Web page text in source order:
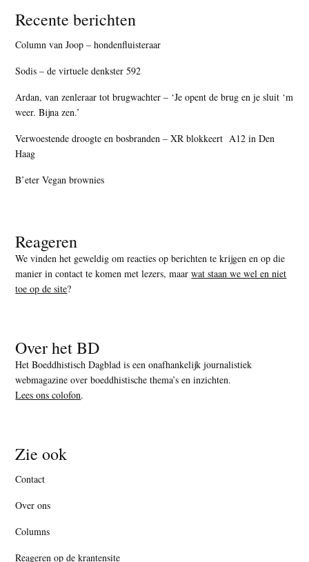
Recente berichten
Column van Joop – hondenfluisteraar
Sodis – de virtuele denkster 592
Ardan, van zenleraar tot brugwachter – ‘Je opent de brug en je sluit ‘m
weer. Bijna zen.’
Verwoestende droogte en bosbranden – XR blokkeert A12 in Den
Haag
B’eter Vegan brownies
Reageren
We vinden het geweldig om reacties op berichten te krijgen en op die
manier in contact te komen met lezers, maarwat staan we wel en niet
toe op de site?
Over het BD
Het Boeddhistisch Dagblad is een onafhankelijk journalistiek
webmagazine over boeddhistische thema’s en inzichten.
Lees ons colofon.
Zie ook
Contact
Over ons
Columns
Reageren op de krantensite